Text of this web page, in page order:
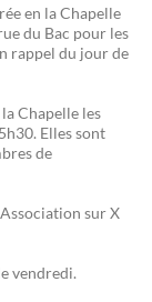
en la Chapelle
du Bac pour les
rappel du jour de
Chapelle les
Elles sont
de
sur X
vendredi.